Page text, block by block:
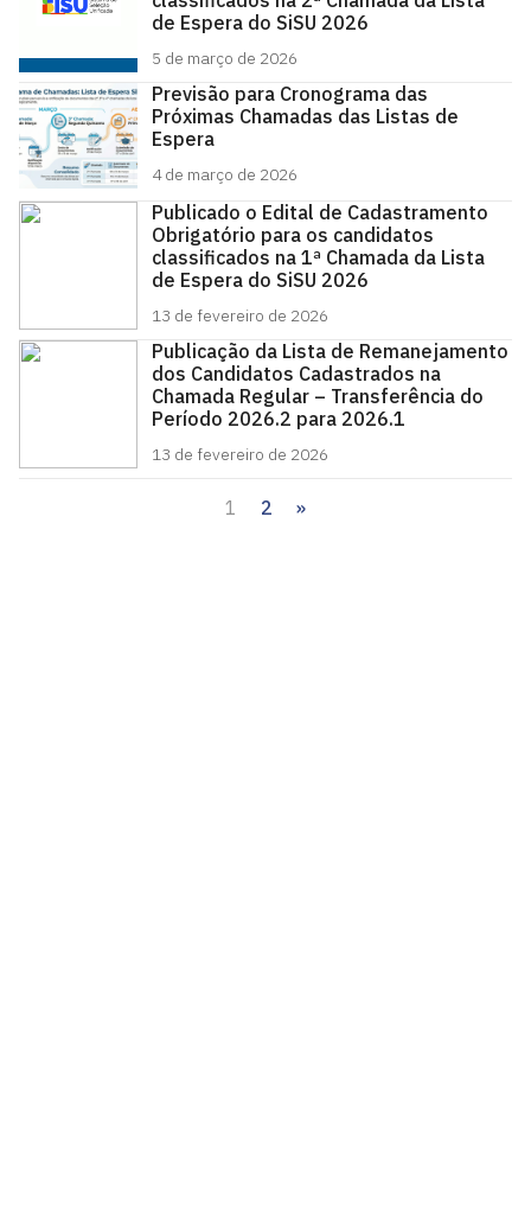
de Espera do SiSU 2026
5 de março de 2026
Previsão para Cronograma das
Próximas Chamadas das Listas de
Espera
4 de março de 2026
Publicado o Edital de Cadastramento
Obrigatório para os candidatos
classificados na 1ª Chamada da Lista
de Espera do SiSU 2026
13 de fevereiro de 2026
Publicação da Lista de Remanejamento
dos Candidatos Cadastrados na
Chamada Regular – Transferência do
Período 2026.2 para 2026.1
13 de fevereiro de 2026
Paginação
1 2 »